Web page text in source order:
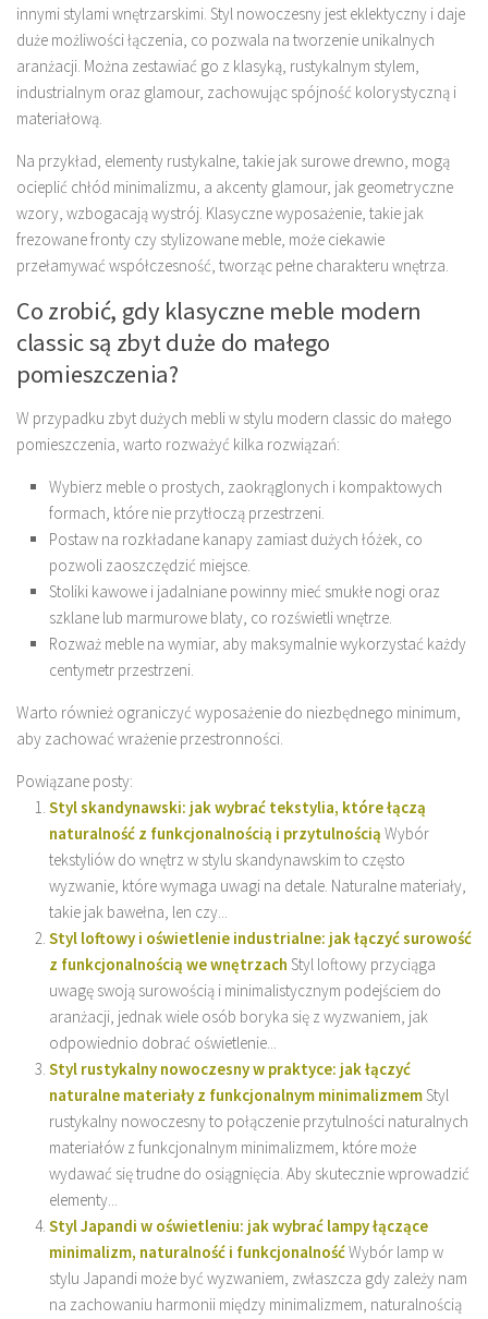
innymi stylami wnętrzarskimi. Styl nowoczesny jest eklektyczny i daje
duże możliwości łączenia, co pozwala na tworzenie unikalnych
aranżacji. Można zestawiać go z klasyką, rustykalnym stylem,
industrialnym oraz glamour, zachowując spójność kolorystyczną i
materiałową.
Na przykład, elementy rustykalne, takie jak surowe drewno, mogą
ocieplić chłód minimalizmu, a akcenty glamour, jak geometryczne
wzory, wzbogacają wystrój. Klasyczne wyposażenie, takie jak
frezowane fronty czy stylizowane meble, może ciekawie
przełamywać współczesność, tworząc pełne charakteru wnętrza.
Co zrobić, gdy klasyczne meble modern
classic są zbyt duże do małego
pomieszczenia?
W przypadku zbyt dużych mebli w stylu modern classic do małego
pomieszczenia, warto rozważyć kilka rozwiązań:
Wybierz meble o prostych, zaokrąglonych i kompaktowych
formach, które nie przytłoczą przestrzeni.
Postaw na rozkładane kanapy zamiast dużych łóżek, co
pozwoli zaoszczędzić miejsce.
Stoliki kawowe i jadalniane powinny mieć smukłe nogi oraz
szklane lub marmurowe blaty, co rozświetli wnętrze.
Rozważ meble na wymiar, aby maksymalnie wykorzystać każdy
centymetr przestrzeni.
Warto również ograniczyć wyposażenie do niezbędnego minimum,
aby zachować wrażenie przestronności.
Powiązane posty:
Styl skandynawski: jak wybrać tekstylia, które łączą
naturalność z funkcjonalnością i przytulnością Wybór
tekstyliów do wnętrz w stylu skandynawskim to często
wyzwanie, które wymaga uwagi na detale. Naturalne materiały,
takie jak bawełna, len czy...
Styl loftowy i oświetlenie industrialne: jak łączyć surowość
z funkcjonalnością we wnętrzach Styl loftowy przyciąga
uwagę swoją surowością i minimalistycznym podejściem do
aranżacji, jednak wiele osób boryka się z wyzwaniem, jak
odpowiednio dobrać oświetlenie...
Styl rustykalny nowoczesny w praktyce: jak łączyć
naturalne materiały z funkcjonalnym minimalizmemStyl
rustykalny nowoczesny to połączenie przytulności naturalnych
materiałów z funkcjonalnym minimalizmem, które może
wydawać się trudne do osiągnięcia. Aby skutecznie wprowadzić
elementy...
Styl Japandi w oświetleniu: jak wybrać lampy łączące
minimalizm, naturalność i funkcjonalnośćWybór lamp w
stylu Japandi może być wyzwaniem, zwłaszcza gdy zależy nam
na zachowaniu harmonii między minimalizmem, naturalnością